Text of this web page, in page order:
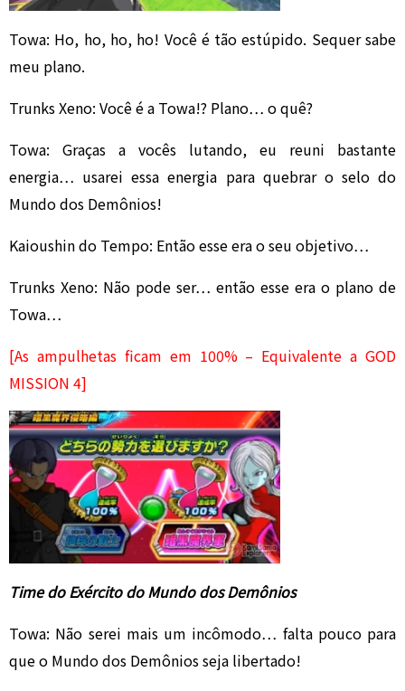
Towa: Ho, ho, ho, ho! Você é tão estúpido. Sequer sabe
meu plano.
Trunks Xeno: Você é a Towa!? Plano… o quê?
Towa: Graças a vocês lutando, eu reuni bastante
energia… usarei essa energia para quebrar o selo do
Mundo dos Demônios!
Kaioushin do Tempo: Então esse era o seu objetivo…
Trunks Xeno: Não pode ser… então esse era o plano de
Towa…
[As ampulhetas ficam em 100% – Equivalente a GOD
MISSION 4]
Time do Exército do Mundo dos Demônios
Towa: Não serei mais um incômodo… falta pouco para
que o Mundo dos Demônios seja libertado!